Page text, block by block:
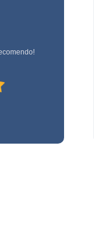
Empresa
de Limpeza e
de obra!